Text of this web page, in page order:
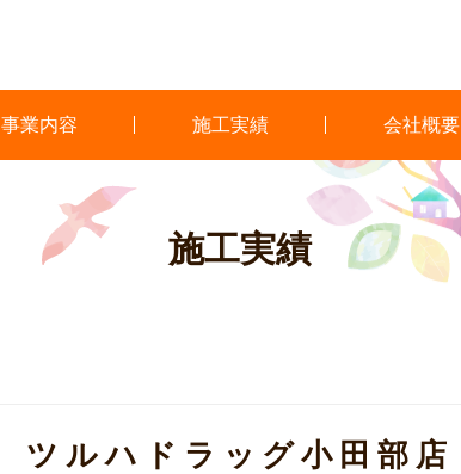
事業内容 施工実績 会社概要
施工実績
ツルハドラッグ小田部店